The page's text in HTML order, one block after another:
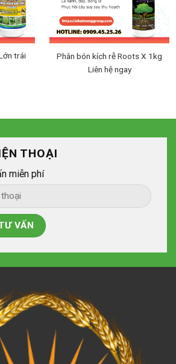
trái
Phân bón kích rễ Roots X 1kg
Liên hệ ngay
THOẠI
miễn phí